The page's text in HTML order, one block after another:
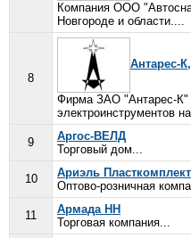
Компания ООО
Новгороде и области....
8
Антарес-
Фирма ЗАО "Антарес-К"
электроинструментов
9
Аргос-ВЕЛД
Торговый дом...
10
Ариэль Пласткомплект
Оптово-розничная
11
Армада НН
Торговая компания...